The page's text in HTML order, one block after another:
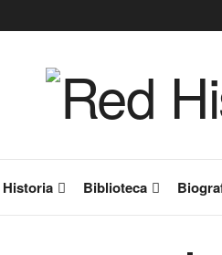
Historia Biblioteca